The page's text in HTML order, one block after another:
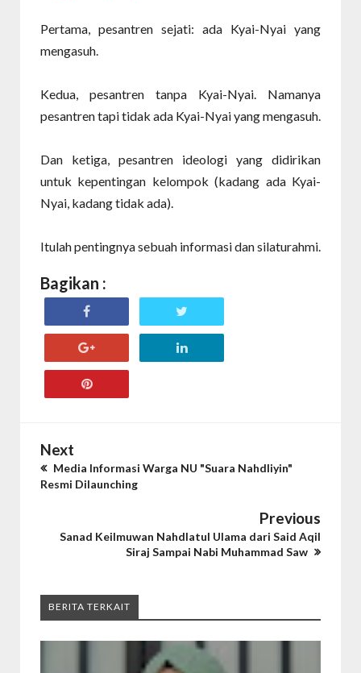
Pertama, pesantren sejati: ada Kyai-Nyai yang
mengasuh.
Kedua, pesantren tanpa Kyai-Nyai. Namanya
pesantren tapi tidak ada Kyai-Nyai yang mengasuh.
Dan ketiga, pesantren ideologi yang didirikan
untuk kepentingan kelompok (kadang ada Kyai-
Nyai, kadang tidak ada).
Itulah pentingnya sebuah informasi dan silaturahmi.
Bagikan :
Next
Media Informasi Warga NU "Suara Nahdliyin"
Resmi Dilaunching
Previous
Sanad Keilmuwan Nahdlatul Ulama dari Said Aqil
Siraj Sampai Nabi Muhammad Saw
BERITA TERKAIT